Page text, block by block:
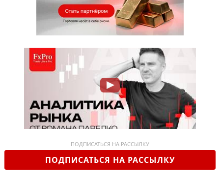
ПОДПИСАТЬСЯ НА РАССЫЛКУ
ПОДПИСАТЬСЯ НА РАССЫЛКУ